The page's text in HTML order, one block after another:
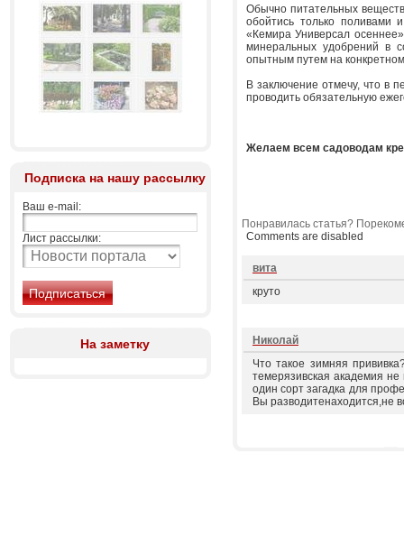
Подписка на нашу рассылку
Ваш e-mail:
Лист рассылки:
На заметку
Обычно питательных
обойтись только поливами
«Кемира Универсал
минеральных удобрений в
опытным путем на конкретном
В заключение отмечу, что в
проводить обязательную
Желаем всем садоводам
Понравилась статья?
Comments are disabled
вита
круто
Николай
Что такое зимняя
темерязивская академия
один сорт загадка для
Вы разводитенаходится,не